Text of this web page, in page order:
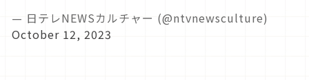
— 日テレNEWSカルチャー (@ntvnewsculture)
October 12, 2023